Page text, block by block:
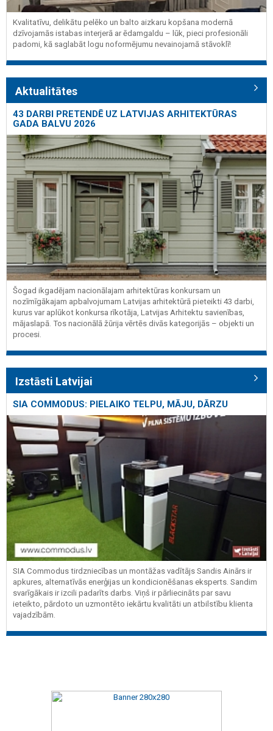
Kvalitatīvu, delikātu pelēko un balto aizkaru kopšana modernā
dzīvojamās istabas interjerā ar ēdamgaldu – lūk, pieci profesionāli
padomi, kā saglabāt logu noformējumu nevainojamā stāvoklī!
Aktualitātes
43 DARBI PRETENDĒ UZ LATVIJAS ARHITEKTŪRAS
GADA BALVU 2026
Šogad ikgadējam nacionālajam arhitektūras konkursam un
nozīmīgākajam apbalvojumam Latvijas arhitektūrā pieteikti 43 darbi,
kurus var aplūkot konkursa rīkotāja, Latvijas Arhitektu savienības,
mājaslapā. Tos nacionālā žūrija vērtēs divās kategorijās – objekti un
procesi.
Izstāsti Latvijai
SIA COMMODUS: PIELAIKO TELPU, MĀJU, DĀRZU
SIA Commodus tirdzniecības un montāžas vadītājs Sandis Ainārs ir
apkures, alternatīvās enerģijas un kondicionēšanas eksperts. Sandim
svarīgākais ir izcili padarīts darbs. Viņš ir pārliecināts par savu
ieteikto, pārdoto un uzmontēto iekārtu kvalitāti un atbilstību klienta
vajadzībām.